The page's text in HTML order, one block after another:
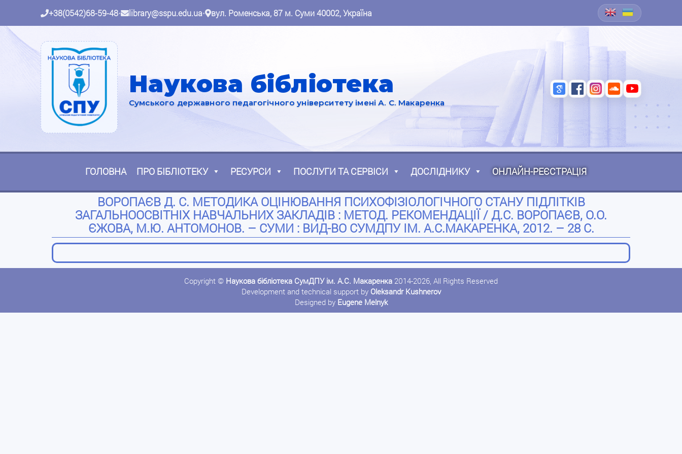
+38(0542)68-59-48• library@sspu.edu.ua• вул. Роменська, 87 м. Суми 40002, Україна
Наукова бібліотека
Сумського державного педагогічного університету імені А. С. Макаренка
ГОЛОВНА ПРО БІБЛІОТЕКУ РЕСУРСИ ПОСЛУГИ ТА СЕРВІСИ ДОСЛІДНИКУ ОНЛАЙН-РЕЄСТРАЦІЯ
ВОРОПАЄВ Д. С. МЕТОДИКА ОЦІНЮВАННЯ ПСИХОФІЗІОЛОГІЧНОГО СТАНУ ПІДЛІТКІВ
ЗАГАЛЬНООСВІТНІХ НАВЧАЛЬНИХ ЗАКЛАДІВ : МЕТОД. РЕКОМЕНДАЦІЇ / Д.С. ВОРОПАЄВ, О.О.
ЄЖОВА, М.Ю. АНТОМОНОВ. – СУМИ : ВИД-ВО СУМДПУ ІМ. А.С.МАКАРЕНКА, 2012. – 28 С.
Copyright © Наукова бібліотека СумДПУ ім. А.С. Макаренка 2014-2026, All Rights Reserved
Development and technical support by Oleksandr Kushnerov
Designed by Eugene Melnyk